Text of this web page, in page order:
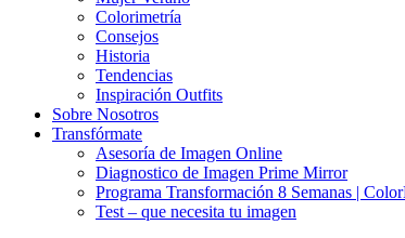
Colorimetría
Consejos
Historia
Tendencias
Inspiración Outfits
Sobre Nosotros
Transfórmate
Asesoría de Imagen Online
Diagnostico de Imagen Prime Mirror
Programa Transformación 8 Semanas |
Test – que necesita tu imagen